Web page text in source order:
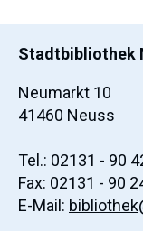
Stadtbibliothek
Neumarkt 10
41460 Neuss
Tel.: 02131 - 90
Fax: 02131 - 90
E-Mail: